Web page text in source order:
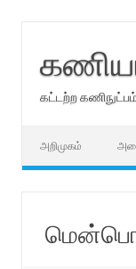
கட்டற்ற
அறிமுகம்